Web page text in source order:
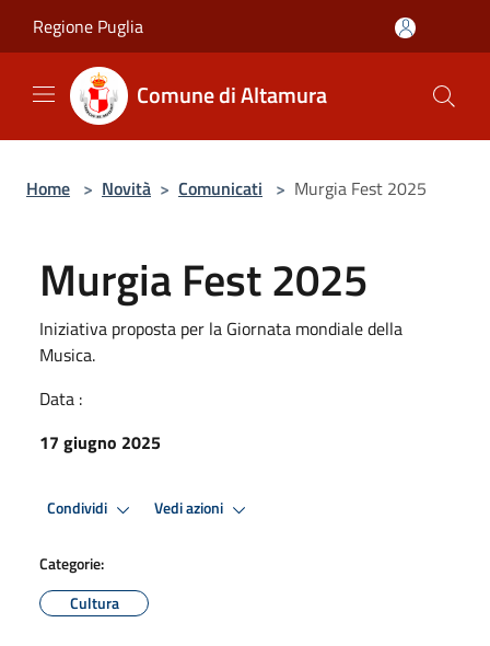
Regione Puglia
Comune di Altamura
Home > Novità > Comunicati > Murgia Fest 2025
Murgia Fest 2025
Iniziativa proposta per la Giornata mondiale della
Musica.
Data :
17 giugno 2025
Condividi Vedi azioni
Categorie:
Cultura